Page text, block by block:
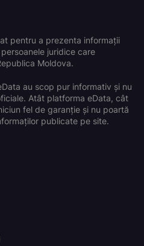
pentru a prezenta informații
juridice care
Moldova.
au scop pur informativ și nu
Atât platforma eData, cât
fel de garanție și nu poartă
publicate pe site.